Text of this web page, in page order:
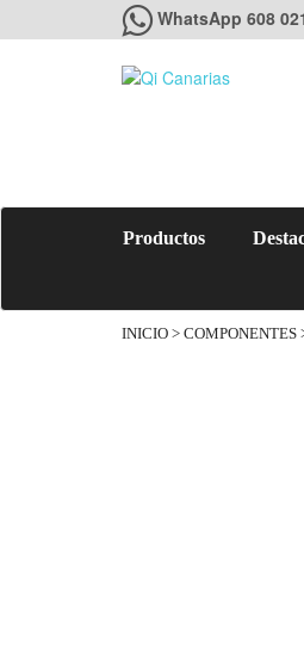
WhatsApp 608
Productos
INICIO > COMPONENTES